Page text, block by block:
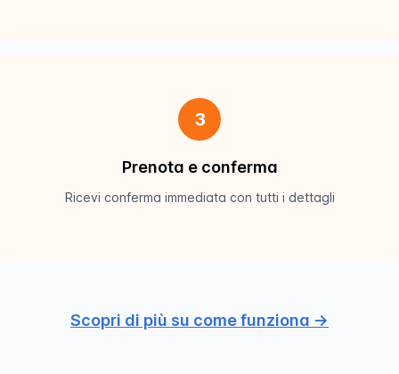
3
Prenota e conferma
Ricevi conferma immediata con tutti i dettagli
Scopri di più su come funziona →